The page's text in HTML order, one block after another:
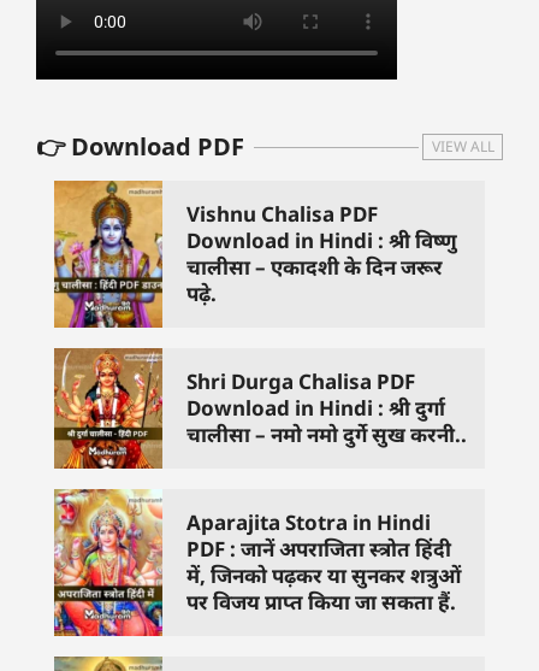
👉 Download PDF VIEW ALL
Vishnu Chalisa PDF
Download in Hindi : श्री विष्णु
चालीसा – एकादशी के दिन जरूर
पढ़े.
Shri Durga Chalisa PDF
Download in Hindi : श्री दुर्गा
चालीसा – नमो नमो दुर्गे सुख करनी..
Aparajita Stotra in Hindi
PDF : जानें अपराजिता स्त्रोत हिंदी
में, जिनको पढ़कर या सुनकर शत्रुओं
पर विजय प्राप्त किया जा सकता हैं.